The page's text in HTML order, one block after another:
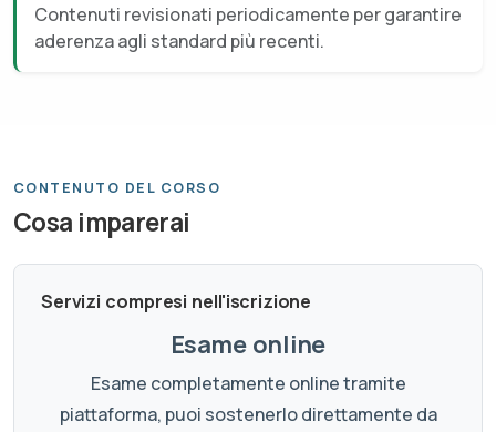
Contenuti revisionati periodicamente per garantire
aderenza agli standard più recenti.
CONTENUTO DEL CORSO
Cosa imparerai
Servizi compresi nell'iscrizione
Esame online
Esame completamente online tramite
piattaforma, puoi sostenerlo direttamente da